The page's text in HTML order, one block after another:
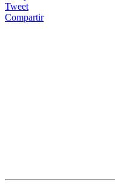
Tweet
Compartir